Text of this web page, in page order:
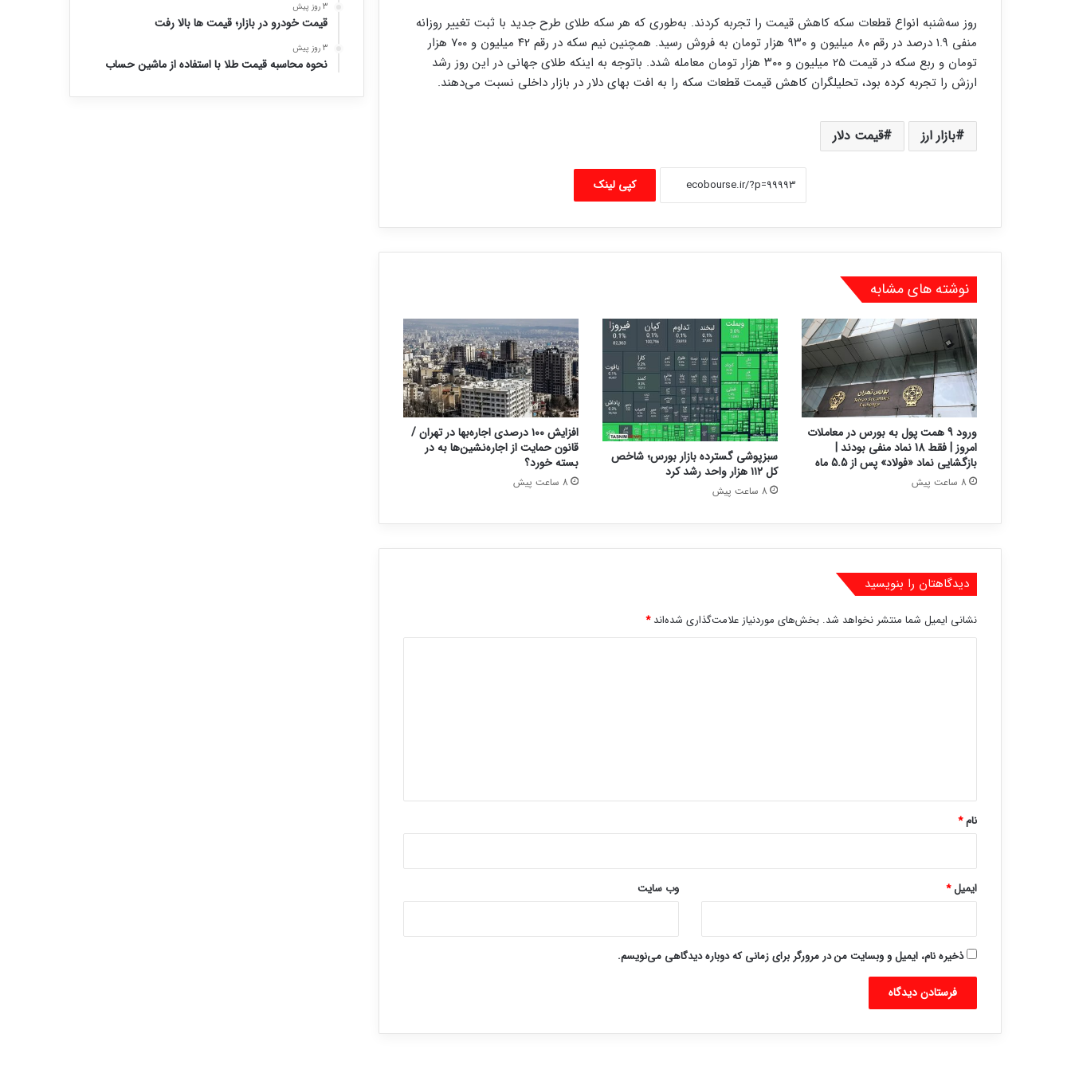
روز سه‌شنبه انواع قطعات سکه کاهش قیمت را تجربه کردند. به‌طوری که هر سکه طلای طرح جدید با ثبت تغییر روزانه
منفی ۱.۹ درصد در رقم ۸۰ میلیون و ۹۳۰ هزار تومان به فروش رسید. همچنین نیم سکه در رقم ۴۲ میلیون و ۷۰۰ هزار
تومان و ربع سکه در قیمت ۲۵ میلیون و ۳۰۰ هزار تومان معامله شدد. باتوجه به اینکه طلای جهانی در این روز رشد
ارزش را تجربه کرده بود، تحلیلگران کاهش قیمت قطعات سکه را به افت بهای دلار در بازار داخلی نسبت می‌دهند.
بازار ارز قیمت دلار
کپی لینک
نوشته های مشابه
ورود 9 همت پول به بورس در معاملات
امروز | فقط 18 نماد منفی بودند |
بازگشایی نماد «فولاد» پس از 5.5 ماه
8 ساعت پیش
سبزپوشی گسترده بازار بورس؛ شاخص
کل ۱۱۲ هزار واحد رشد کرد
8 ساعت پیش
افزایش ۱۰۰ درصدی اجاره‌بها در تهران /
قانون حمایت از اجاره‌نشین‌ها به در
بسته خورد؟
8 ساعت پیش
دیدگاهتان را بنویسید
نشانی ایمیل شما منتشر نخواهد شد. بخش‌های موردنیاز علامت‌گذاری شده‌اند*
نام*
ایمیل* وب‌ سایت
ذخیره نام، ایمیل و وبسایت من در مرورگر برای زمانی که دوباره دیدگاهی می‌نویسم.
3 روز پیش
قیمت خودرو در بازار؛ قیمت ها بالا رفت
3 روز پیش
نحوه محاسبه قیمت طلا با استفاده از ماشین حساب